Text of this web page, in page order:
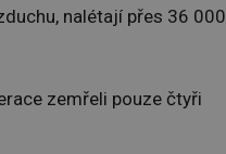
nalétají přes 36 000
zemřeli pouze čtyři